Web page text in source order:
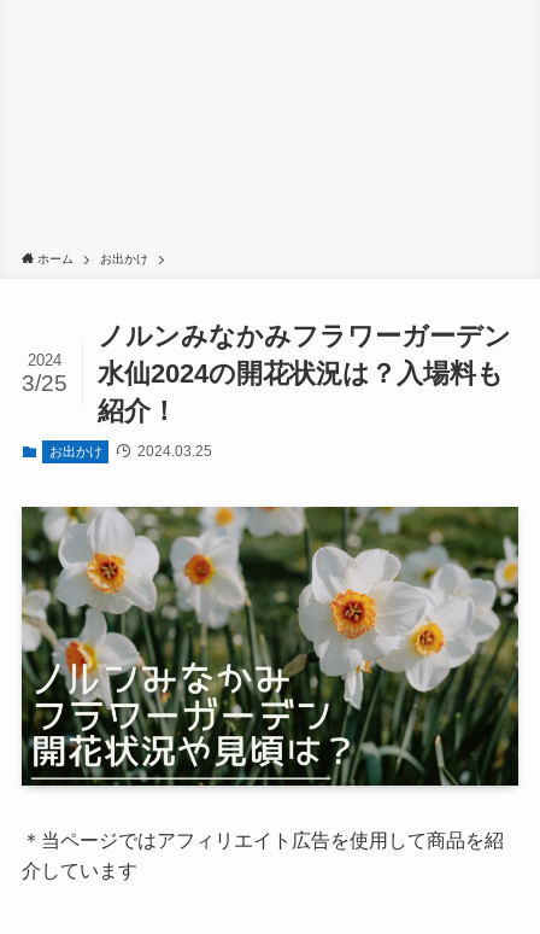
ホーム お出かけ
ノルンみなかみフラワーガーデン
水仙2024の開花状況は？入場料も
紹介！
2024
3/25
お出かけ 2024.03.25
＊当ページではアフィリエイト広告を使用して商品を紹
介しています